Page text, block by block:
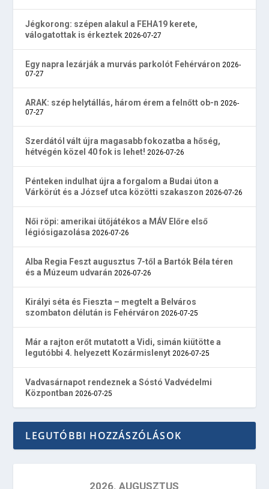
Jégkorong: szépen alakul a FEHA19 kerete,
válogatottak is érkeztek 2026-07-27
Egy napra lezárják a murvás parkolót Fehérváron 2026-
07-27
ARAK: szép helytállás, három érem a felnőtt ob-n 2026-
07-27
Szerdától vált újra magasabb fokozatba a hőség,
hétvégén közel 40 fok is lehet! 2026-07-26
Pénteken indulhat újra a forgalom a Budai úton a
Várkörút és a József utca közötti szakaszon 2026-07-26
Női röpi: amerikai ütőjátékos a MÁV Előre első
légiósigazolása 2026-07-26
Alba Regia Feszt augusztus 7-től a Bartók Béla téren
és a Múzeum udvarán 2026-07-26
Királyi séta és Fieszta – megtelt a Belváros
szombaton délután is Fehérváron 2026-07-25
Már a rajton erőt mutatott a Vidi, simán kiütötte a
legutóbbi 4. helyezett Kozármislenyt 2026-07-25
Vadvasárnapot rendeznek a Sóstó Vadvédelmi
Központban 2026-07-25
LEGUTÓBBI HOZZÁSZÓLÁSOK
2026. AUGUSZTUS